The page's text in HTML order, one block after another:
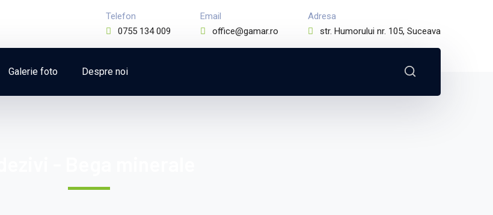
Telefon
0755 134 009
Email
office@gamar.ro
Adresa
str. Humorului nr. 105, Suceava
Galerie foto Despre noi